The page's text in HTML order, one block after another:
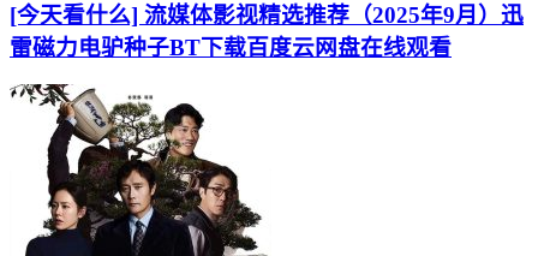
[今天看什么] 流媒体影视精选推荐（2025年9月）迅
雷磁力电驴种子BT下载百度云网盘在线观看